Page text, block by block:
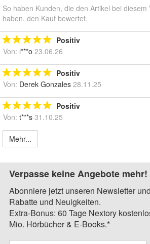
So haben Kunden, die den Artikel bei diesem
haben, den Kauf bewertet.
Positiv
Von: l***o 23.06.26
Positiv
Von: Derek Gonzales 28.11.25
Positiv
Von: t***s 31.10.25
Mehr...
Verpasse keine Angebote mehr!
Abonniere jetzt unseren Newsletter
Rabatte und Neuigkeiten.
Extra-Bonus: 60 Tage Nextory
Mio. Hörbücher & E-Books.*